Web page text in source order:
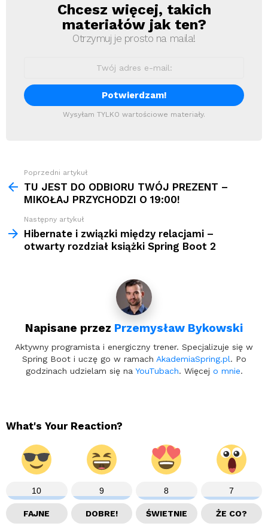
NewsletterChcesz więcej, takich
materiałów jak ten?
Otrzymuj je prosto na maila!
Wysyłam TYLKO wartościowe materiały.
Zobacz
więcej
Poprzedni artykuł
TU JEST DO ODBIORU TWÓJ PREZENT –
MIKOŁAJ PRZYCHODZI O 19:00!
Następny artykuł
Hibernate i związki między relacjami –
otwarty rozdział książki Spring Boot 2
Napisane przez Przemysław Bykowski
Aktywny programista i energiczny trener. Specjalizuje się w
Spring Boot i uczę go w ramach AkademiaSpring.pl. Po
godzinach udzielam się na YouTubach. Więcej o mnie.
What's Your Reaction?
10
FAJNE
9
DOBRE!
8
ŚWIETNIE
7
ŻE CO?